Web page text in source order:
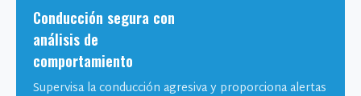
Conducción segura con
análisis de
comportamiento
Supervisa la conducción agresiva y proporciona alertas